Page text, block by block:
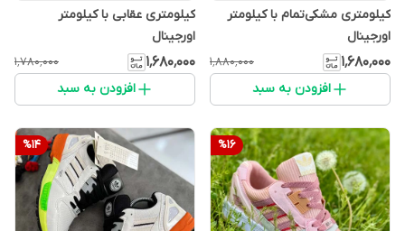
کیلومتری مشکی‌تمام با کیلومتر
اورجینال
۱٬۶۸۰٬۰۰۰ ۱٬۸۸۰٬۰۰۰
افزودن به سبد
کیلومتری عقابی با کیلومتر
اورجینال
۱٬۶۸۰٬۰۰۰ ۱٬۷۸۰٬۰۰۰
افزودن به سبد
%16
%14